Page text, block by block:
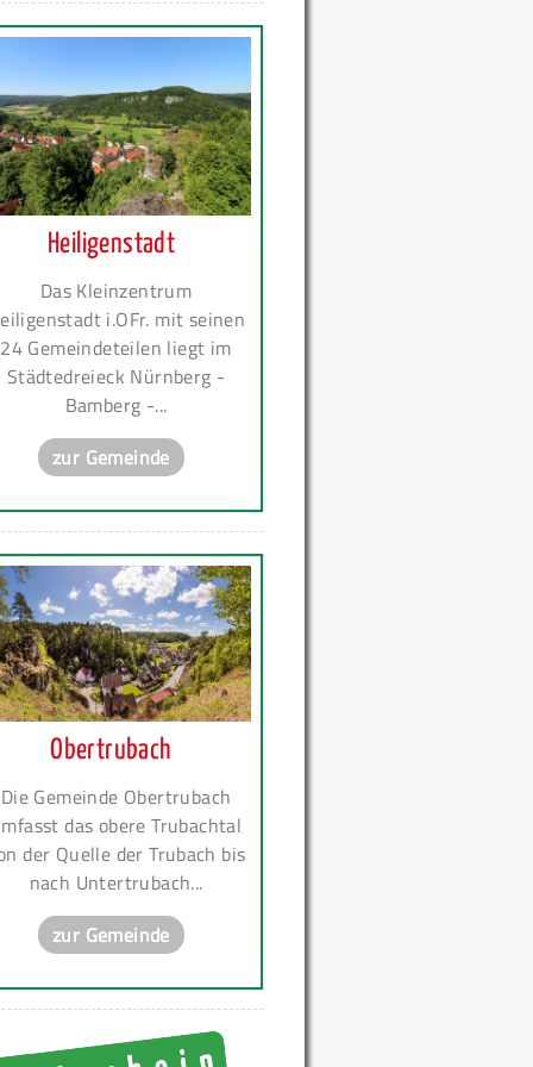
Heiligenstadt
Das Kleinzentrum
i.OFr. mit seinen
24 Gemeindeteilen liegt im
Städtedreieck Nürnberg -
Bamberg -...
zur Gemeinde
Obertrubach
Die Gemeinde Obertrubach
das obere Trubachtal
der Quelle der Trubach bis
nach Untertrubach...
zur Gemeinde